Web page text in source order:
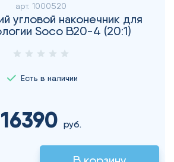
арт. 1000520
угловой наконечник для
Soco B20-4 (20:1)
Есть в наличии
16390 руб.